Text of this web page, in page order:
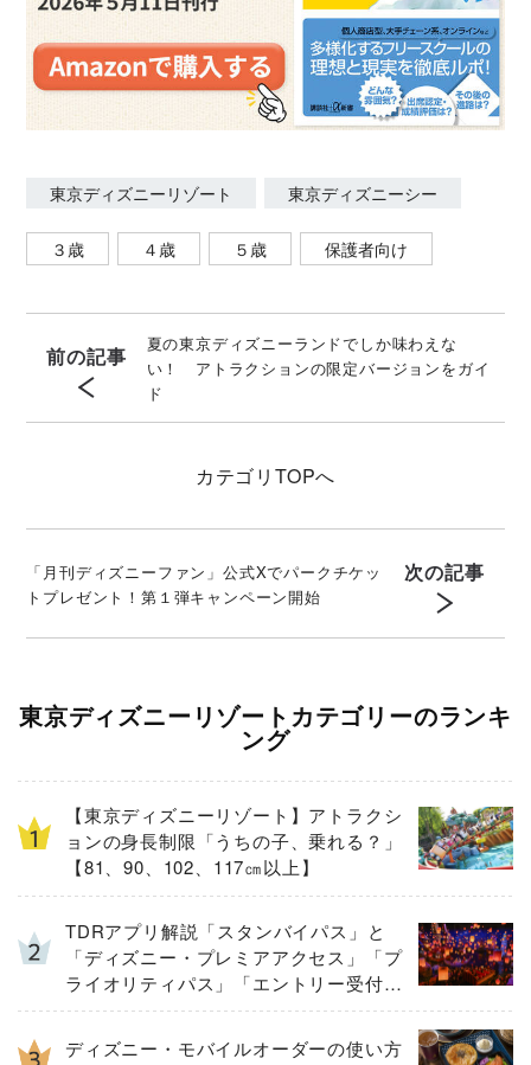
東京ディズニーリゾート 東京ディズニーシー
３歳 ４歳 ５歳 保護者向け
前の記事
夏の東京ディズニーランドでしか味わえな
い！ アトラクションの限定バージョンをガイ
ド
カテゴリ TOPへ
「月刊ディズニーファン」公式Xでパークチケッ
トプレゼント！第１弾キャンペーン開始
次の記事
東京ディズニーリゾートカテゴリーのランキ
ング
【東京ディズニーリゾート】アトラクシ
ョンの身長制限「うちの子、乗れる？」
【81、90、102、117㎝以上】
TDRアプリ解説「スタンバイパス」と
「ディズニー・プレミアアクセス」「プ
ライオリティパス」「エントリー受付」
とは
ディズニー・モバイルオーダーの使い方